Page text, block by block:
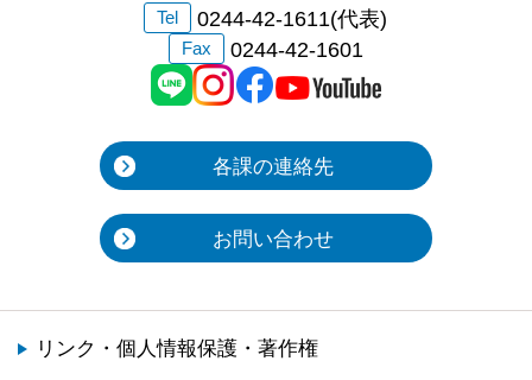
Tel 0244-42-1611(代表)
Fax 0244-42-1601
各課の連絡先
お問い合わせ
リンク・個人情報保護・著作権